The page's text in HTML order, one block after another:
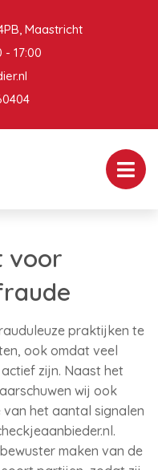
Maastricht
- 17:00
voor
praktijken te
ook omdat veel
zijn. Naast het
wij ook
het aantal signalen
maken van de